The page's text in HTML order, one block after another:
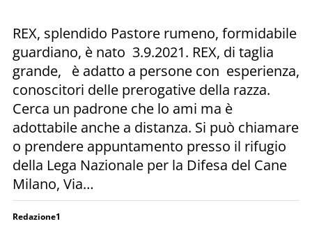
REX, splendido Pastore rumeno, formidabile
guardiano, è nato 3.9.2021. REX, di taglia
grande, è adatto a persone con esperienza,
conoscitori delle prerogative della razza.
Cerca un padrone che lo ami ma è
adottabile anche a distanza. Si può chiamare
o prendere appuntamento presso il rifugio
della Lega Nazionale per la Difesa del Cane
Milano, Via…
Redazione1